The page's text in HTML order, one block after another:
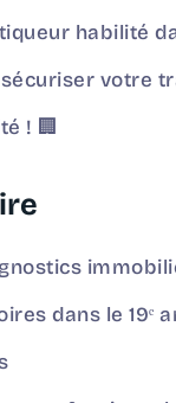
habilité
votre
! 🏢
dans le 19ᵉ